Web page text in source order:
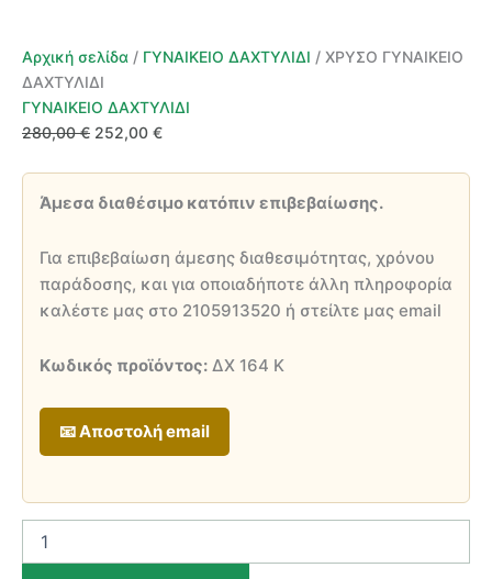
Αρχική σελίδα / ΓΥΝΑΙΚΕΙΟ ΔΑΧΤΥΛΙΔΙ / ΧΡΥΣΟ ΓΥΝΑΙΚΕΙΟ
ΔΑΧΤΥΛΙΔΙ
ΓΥΝΑΙΚΕΙΟ ΔΑΧΤΥΛΙΔΙ
280,00€ Original
280,00 €.
252,00 €Η
είναι:
Άμεσα διαθέσιμο κατόπιν επιβεβαίωσης.
Για επιβεβαίωση άμεσης διαθεσιμότητας, χρόνου
παράδοσης, και για οποιαδήποτε άλλη πληροφορία
καλέστε μας στο 2105913520 ή στείλτε μας email
Κωδικός προϊόντος: ΔΧ 164 Κ
📧 Αποστολή email
ΓΥΝΑΙΚΕΙΟ